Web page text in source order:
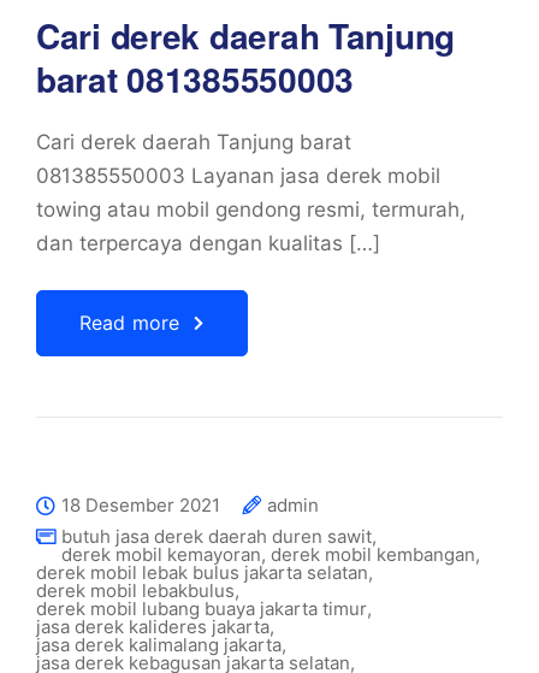
Cari derek daerah Tanjung
barat 081385550003
Cari derek daerah Tanjung barat
081385550003 Layanan jasa derek mobil
towing atau mobil gendong resmi, termurah,
dan terpercaya dengan kualitas […]
Read more
18 Desember 2021
admin
butuh jasa derek daerah duren sawit,
derek mobil kemayoran, derek mobil kembangan,
derek mobil lebak bulus jakarta selatan,
derek mobil lebakbulus,
derek mobil lubang buaya jakarta timur,
jasa derek kalideres jakarta,
jasa derek kalimalang jakarta,
jasa derek kebagusan jakarta selatan,